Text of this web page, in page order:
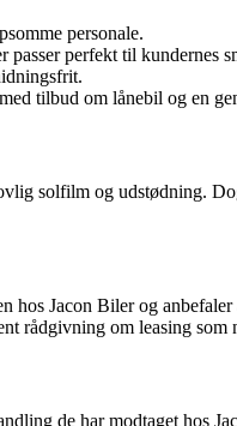
personale.
perfekt til kundernes
tilbud om lånebil og en
solfilm og udstødning.
hos Jacon Biler og anbefaler
rådgivning om leasing
de har modtaget hos